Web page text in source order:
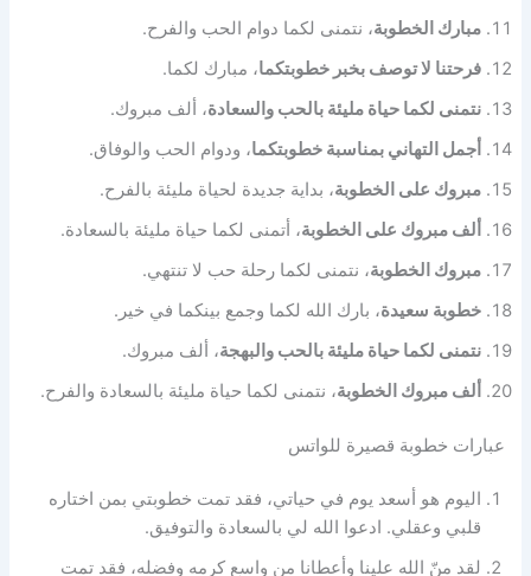
مبارك الخطوبة، نتمنى لكما دوام الحب والفرح.
فرحتنا لا توصف بخبر خطوبتكما، مبارك لكما.
نتمنى لكما حياة مليئة بالحب والسعادة، ألف مبروك.
أجمل التهاني بمناسبة خطوبتكما، ودوام الحب والوفاق.
مبروك على الخطوبة، بداية جديدة لحياة مليئة بالفرح.
ألف مبروك على الخطوبة، أتمنى لكما حياة مليئة بالسعادة.
مبروك الخطوبة، نتمنى لكما رحلة حب لا تنتهي.
خطوبة سعيدة، بارك الله لكما وجمع بينكما في خير.
نتمنى لكما حياة مليئة بالحب والبهجة، ألف مبروك.
ألف مبروك الخطوبة، نتمنى لكما حياة مليئة بالسعادة والفرح.
عبارات خطوبة قصيرة للواتس
اليوم هو أسعد يوم في حياتي، فقد تمت خطوبتي بمن اختاره
قلبي وعقلي. ادعوا الله لي بالسعادة والتوفيق.
لقد منّ الله علينا وأعطانا من واسع كرمه وفضله، فقد تمت